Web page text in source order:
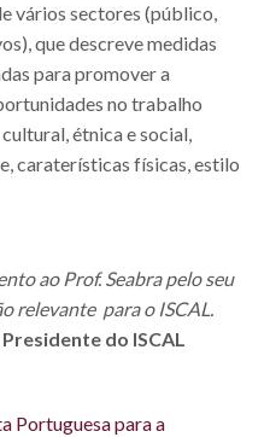
vários sectores (público,
que descreve medidas
para promover a
no trabalho
étnica e social,
caraterísticas físicas, estilo
ao Prof. Seabra pelo seu
relevante para o ISCAL.
do ISCAL
Portuguesa para a